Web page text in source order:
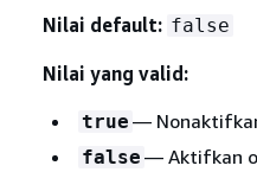
Nilai default: false
Nilai yang valid:
true —
false — Aktifkan